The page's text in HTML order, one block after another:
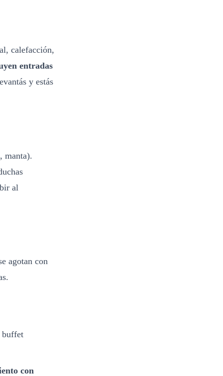
calefacción,
entradas
y estás
manta).
al
agotan con
con